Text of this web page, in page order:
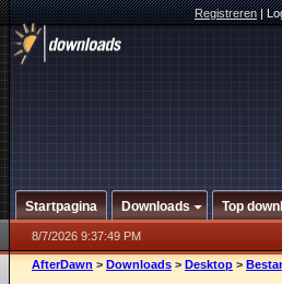
Registreren|
Startpagina Downloads Top
8/7/2026 9:37:49 PM
AfterDawn > Downloads > Desktop >